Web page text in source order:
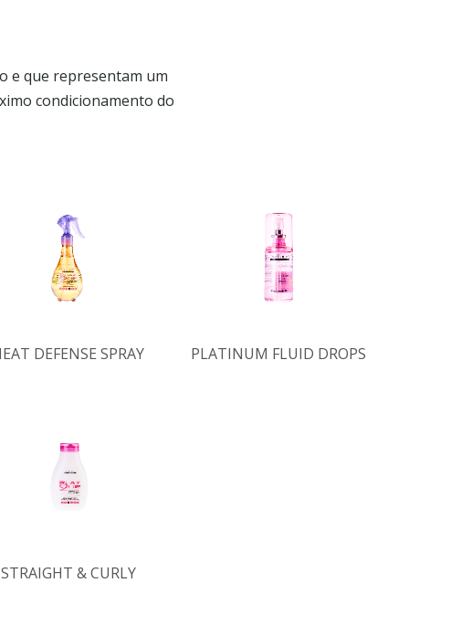
e que representam um
condicionamento do
DEFENSE SPRAY PLATINUM FLUID DROPS
STRAIGHT & CURLY